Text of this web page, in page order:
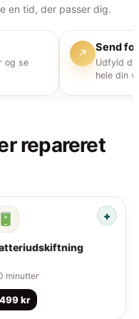
en tid, der passer dig.
og se
↗ Send
Udfyld
hele din
repareret
minutter
499 kr